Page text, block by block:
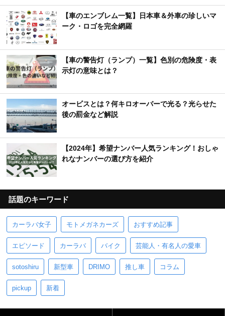
【車のエンブレム一覧】日本車＆外車の珍しいマ
ーク・ロゴを完全網羅
【車の警告灯（ランプ）一覧】色別の危険度・表
示灯の意味とは？
オービスとは？何キロオーバーで光る？光らせた
後の罰金など解説
【2024年】希望ナンバー人気ランキング！おしゃ
れなナンバーの選び方を紹介
話題のキーワード
カーラバ女子 モトメガネカーズ おすすめ記事
エピソード カーラバ バイク 芸能人・有名人の愛車
sotoshiru 新型車 DRIMO 推し車 コラム
pickup 新着